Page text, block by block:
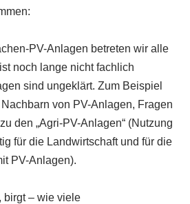
PV-Anlagen betreten wir alle
noch lange nicht fachlich
sind ungeklärt. Zum Beispiel
von PV-Anlagen, Fragen
den „Agri-PV-Anlagen“ (Nutzung
für die Landwirtschaft und für die
PV-Anlagen).
birgt – wie viele